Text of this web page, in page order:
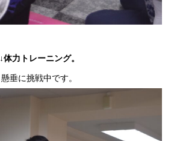
↓体力トレーニング。
懸垂に挑戦中です。